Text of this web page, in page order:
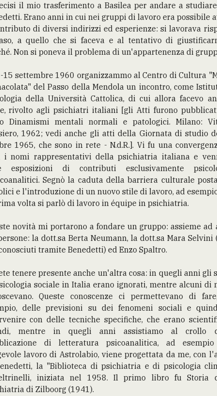
il mio trasferimento a Basilea per andare a
Erano anni in cui nei gruppi di lavoro era possibile
di diversi indirizzi ed esperienze: si lavorava
a quello che si faceva e al tentativo di
Non si poneva il problema di un'appartenenza di
15 settembre 1960 organizzammo al Centro di Cultura
del Passo della Mendola un incontro, come
della Università Cattolica, di cui allora facevo
rivolto agli psichiatri italiani [gli Atti furono
Dinamismi mentali normali e patologici. Milano:
1962; vedi anche gli atti della Giornata di studio
1965, che sono in rete - N.d.R.]. Vi fu una
nomi rappresentativi della psichiatria italiana e
esposizioni di contributi esclusivamente
Segnò la caduta della barriera culturale
e l'introduzione di un nuovo stile di lavoro, ad
volta si parlò di lavoro in équipe in psichiatria.
novità mi portarono a fondare un gruppo: assieme ad
la dott.sa Berta Neumann, la dott.sa Mara Selvini
tramite Benedetti) ed Enzo Spaltro.
tenere presente anche un'altra cosa: in quegli anni gli
sociale in Italia erano ignorati, mentre alcuni di
Queste conoscenze ci permettevano di
delle previsioni su dei fenomeni sociali e
con delle tecniche specifiche, che erano
mentre in quegli anni assistiamo al crollo
di letteratura psicoanalitica, ad
lavoro di Astrolabio, viene progettata da me, con
la "Biblioteca di psichiatria e di psicologia
iniziata nel 1958. Il primo libro fu Storia
di Zilboorg (1941).